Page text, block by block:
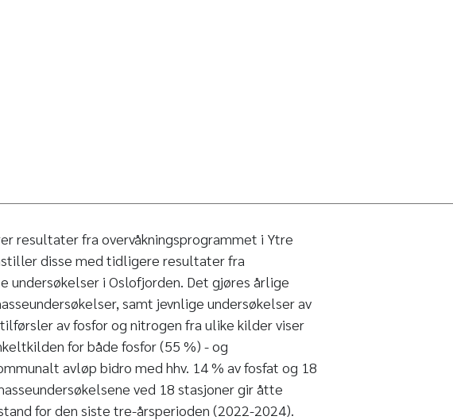
resultater fra overvåkningsprogrammet i Ytre
disse med tidligere resultater fra
undersøkelser i Oslofjorden. Det gjøres årlige
samt jevnlige undersøkelser av
av fosfor og nitrogen fra ulike kilder viser
for både fosfor (55 %) - og
avløp bidro med hhv. 14 % av fosfat og 18
ved 18 stasjoner gir åtte
for den siste tre-årsperioden (2022-2024).